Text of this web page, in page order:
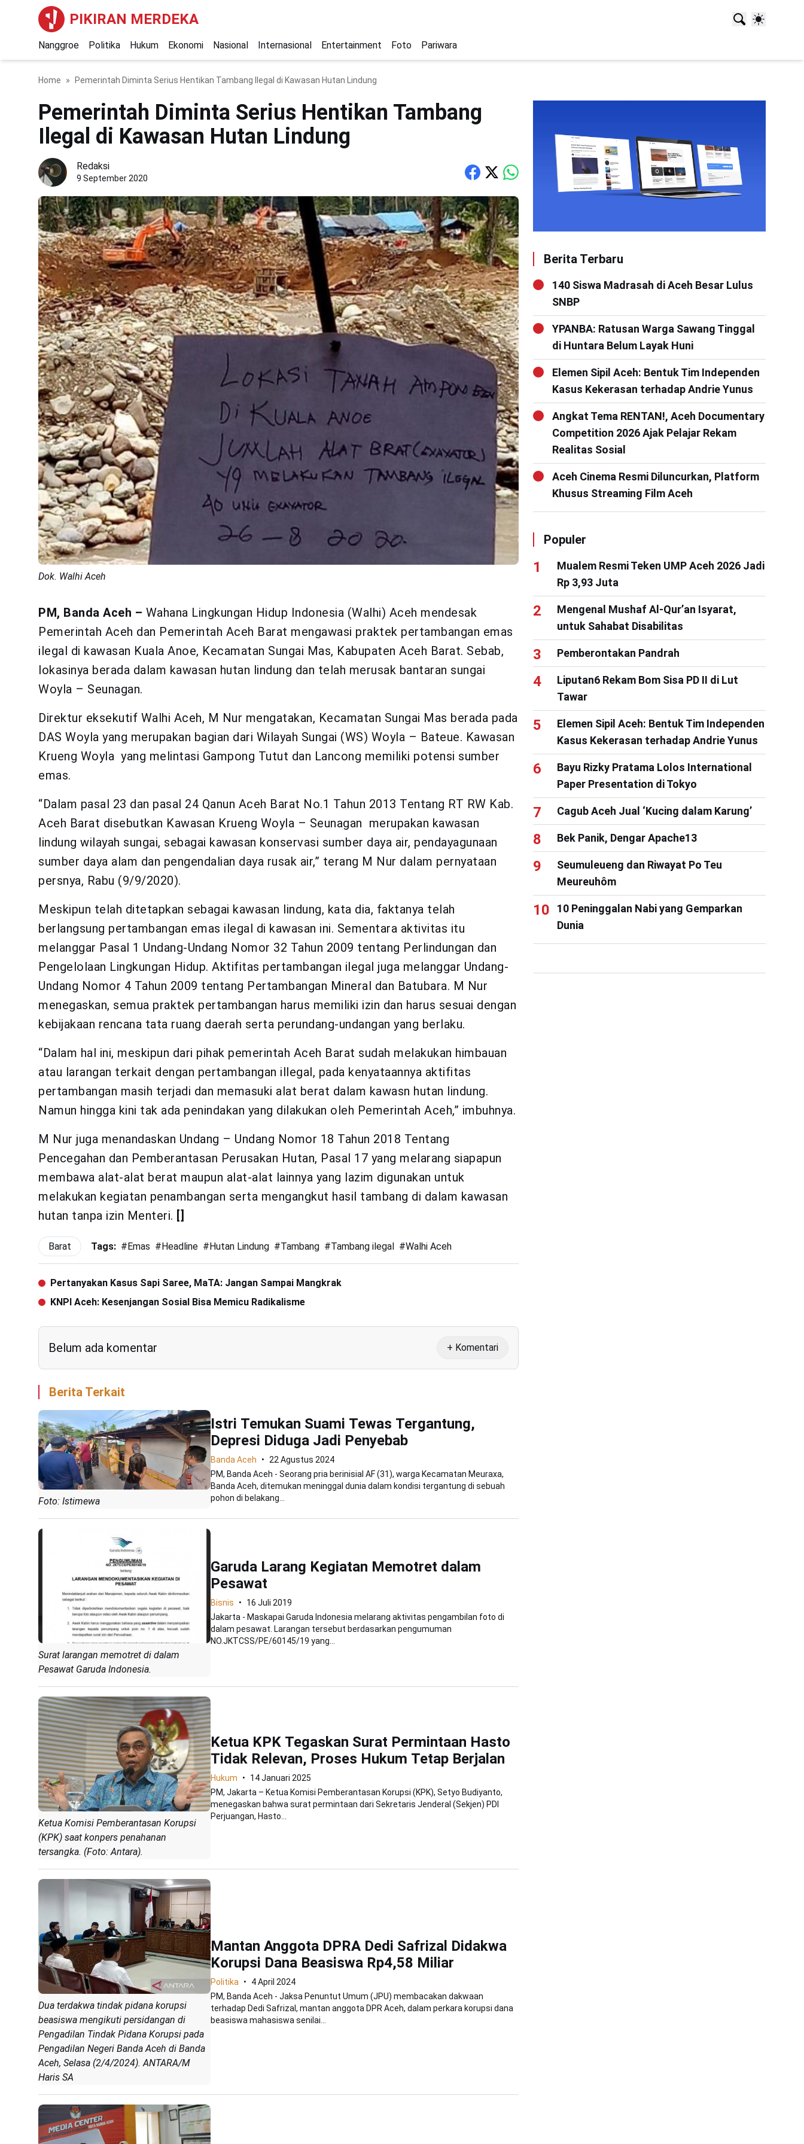
PIKIRAN MERDEKA
Nanggroe Politika Hukum Ekonomi Nasional Internasional Entertainment Foto Pariwara
Home Pemerintah Diminta Serius Hentikan Tambang Ilegal di Kawasan Hutan Lindung
Pemerintah Diminta Serius Hentikan Tambang
Ilegal di Kawasan Hutan Lindung
Redaksi
9 September 2020
Dok. Walhi Aceh
PM, Banda Aceh – Wahana Lingkungan Hidup Indonesia (Walhi) Aceh mendesak
Pemerintah Aceh dan Pemerintah Aceh Barat mengawasi praktek pertambangan emas
ilegal di kawasan Kuala Anoe, Kecamatan Sungai Mas, Kabupaten Aceh Barat. Sebab,
lokasinya berada dalam kawasan hutan lindung dan telah merusak bantaran sungai
Woyla – Seunagan.
Direktur eksekutif Walhi Aceh, M Nur mengatakan, Kecamatan Sungai Mas berada pada
DAS Woyla yang merupakan bagian dari Wilayah Sungai (WS) Woyla – Bateue. Kawasan
Krueng Woyla yang melintasi Gampong Tutut dan Lancong memiliki potensi sumber
emas.
“Dalam pasal 23 dan pasal 24 Qanun Aceh Barat No.1 Tahun 2013 Tentang RT RW Kab.
Aceh Barat disebutkan Kawasan Krueng Woyla – Seunagan merupakan kawasan
lindung wilayah sungai, sebagai kawasan konservasi sumber daya air, pendayagunaan
sumber daya alam dan pengendalian daya rusak air,” terang M Nur dalam pernyataan
persnya, Rabu (9/9/2020).
Meskipun telah ditetapkan sebagai kawasan lindung, kata dia, faktanya telah
berlangsung pertambangan emas ilegal di kawasan ini. Sementara aktivitas itu
melanggar Pasal 1 Undang-Undang Nomor 32 Tahun 2009 tentang Perlindungan dan
Pengelolaan Lingkungan Hidup. Aktifitas pertambangan ilegal juga melanggar Undang-
Undang Nomor 4 Tahun 2009 tentang Pertambangan Mineral dan Batubara. M Nur
menegaskan, semua praktek pertambangan harus memiliki izin dan harus sesuai dengan
kebijakaan rencana tata ruang daerah serta perundang-undangan yang berlaku.
“Dalam hal ini, meskipun dari pihak pemerintah Aceh Barat sudah melakukan himbauan
atau larangan terkait dengan pertambangan illegal, pada kenyataannya aktifitas
pertambangan masih terjadi dan memasuki alat berat dalam kawasn hutan lindung.
Namun hingga kini tak ada penindakan yang dilakukan oleh Pemerintah Aceh,” imbuhnya.
M Nur juga menandaskan Undang – Undang Nomor 18 Tahun 2018 Tentang
Pencegahan dan Pemberantasan Perusakan Hutan, Pasal 17 yang melarang siapapun
membawa alat-alat berat maupun alat-alat lainnya yang lazim digunakan untuk
melakukan kegiatan penambangan serta mengangkut hasil tambang di dalam kawasan
hutan tanpa izin Menteri.
Barat Tags: # Emas # Headline # Hutan Lindung #Tambang #Tambang ilegal #Walhi Aceh
Pertanyakan Kasus Sapi Saree, MaTA: Jangan Sampai Mangkrak
KNPI Aceh: Kesenjangan Sosial Bisa Memicu Radikalisme
Belum ada komentar + Komentari
Berita Terkait
Foto: Istimewa
Istri Temukan Suami Tewas Tergantung,
Depresi Diduga Jadi Penyebab
Banda Aceh
22 Agustus 2024
PM, Banda Aceh - Seorang pria berinisial AF (31), warga Kecamatan Meuraxa,
Banda Aceh, ditemukan meninggal dunia dalam kondisi tergantung di sebuah
pohon di belakang...
Surat larangan memotret di dalam
Pesawat Garuda Indonesia.
Garuda Larang Kegiatan Memotret dalam
Pesawat
Bisnis
16 Juli 2019
Jakarta - Maskapai Garuda Indonesia melarang aktivitas pengambilan foto di
dalam pesawat. Larangan tersebut berdasarkan pengumuman
NO.JKTCSS/PE/60145/19 yang...
Ketua Komisi Pemberantasan Korupsi
(KPK) saat konpers penahanan
tersangka. (Foto: Antara).
Ketua KPK Tegaskan Surat Permintaan Hasto
Tidak Relevan, Proses Hukum Tetap Berjalan
Hukum
14 Januari 2025
PM, Jakarta – Ketua Komisi Pemberantasan Korupsi (KPK), Setyo Budiyanto,
menegaskan bahwa surat permintaan dari Sekretaris Jenderal (Sekjen) PDI
Perjuangan, Hasto...
Dua terdakwa tindak pidana korupsi
beasiswa mengikuti persidangan di
Pengadilan Tindak Pidana Korupsi pada
Pengadilan Negeri Banda Aceh di Banda
Aceh, Selasa (2/4/2024). ANTARA/M
Haris SA
Mantan Anggota DPRA Dedi Safrizal Didakwa
Korupsi Dana Beasiswa Rp4,58 Miliar
Politika
4 April 2024
PM, Banda Aceh - Jaksa Penuntut Umum (JPU) membacakan dakwaan
terhadap Dedi Safrizal, mantan anggota DPR Aceh, dalam perkara korupsi dana
beasiswa mahasiswa senilai...
Berita Terbaru
140 Siswa Madrasah di Aceh Besar Lulus
SNBP
YPANBA: Ratusan Warga Sawang Tinggal
di Huntara Belum Layak Huni
Elemen Sipil Aceh: Bentuk Tim Independen
Kasus Kekerasan terhadap Andrie Yunus
Angkat Tema RENTAN!, Aceh Documentary
Competition 2026 Ajak Pelajar Rekam
Realitas Sosial
Aceh Cinema Resmi Diluncurkan, Platform
Khusus Streaming Film Aceh
Populer
Mualem Resmi Teken UMP Aceh 2026 Jadi
Rp 3,93 Juta
Mengenal Mushaf Al-Qur’an Isyarat,
untuk Sahabat Disabilitas
Pemberontakan Pandrah
Liputan6 Rekam Bom Sisa PD II di Lut
Tawar
Elemen Sipil Aceh: Bentuk Tim Independen
Kasus Kekerasan terhadap Andrie Yunus
Bayu Rizky Pratama Lolos International
Paper Presentation di Tokyo
Cagub Aceh Jual ‘Kucing dalam Karung’
Bek Panik, Dengar Apache13
Seumuleueng dan Riwayat Po Teu
Meureuhôm
10 Peninggalan Nabi yang Gemparkan
Dunia